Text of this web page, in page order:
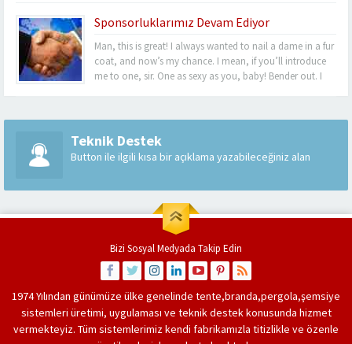
Sponsorluklarımız Devam Ediyor
Man, this is great! I always wanted to nail a dame in a fur
coat, and now’s my chance. I mean, if you’ll introduce
me to one, sir. One as sexy as you, baby! Bender out. I
Teknik Destek
Button ile ilgili kısa bir açıklama yazabileceğiniz alan
Bizi Sosyal Medyada Takip Edin
1974 Yılından günümüze ülke genelinde tente,branda,pergola,şemsiye
sistemleri üretimi, uygulaması ve teknik destek konusunda hizmet
vermekteyiz. Tüm sistemlerimiz kendi fabrikamızla titizlikle ve özenle